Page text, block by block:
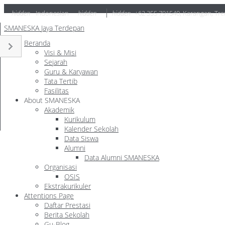
hidden Indonesian hidden hidden +62 355 791540,Karangan,
SMANESKA Jaya Terdepan
Beranda
Visi & Misi
Sejarah
Guru & Karyawan
Tata Tertib
Fasilitas
About SMANESKA
Akademik
Kurikulum
Kalender Sekolah
Data Siswa
Alumni
Data Alumni SMANESKA
Organisasi
OSIS
Ekstrakurikuler
Attentions Page
Daftar Prestasi
Berita Sekolah